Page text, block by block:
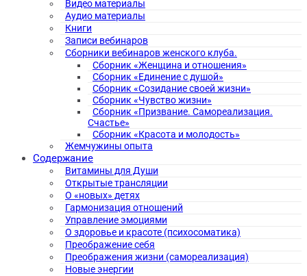
Видео материалы
Аудио материалы
Книги
Записи вебинаров
Сборники вебинаров женского клуба.
Сборник «Женщина и отношения»
Сборник «Единение с душой»
Сборник «Созидание своей жизни»
Сборник «Чувство жизни»
Сборник «Призвание. Самореализация.
Счастье»
Сборник «Красота и молодость»
Жемчужины опыта
Содержание
Витамины для Души
Открытые трансляции
О «новых» детях
Гармонизация отношений
Управление эмоциями
О здоровье и красоте (психосоматика)
Преображение себя
Преображения жизни (самореализация)
Новые энергии